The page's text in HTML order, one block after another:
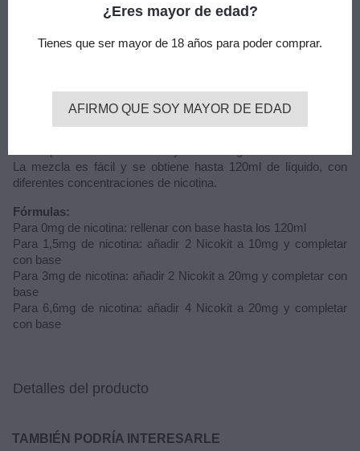
Capacidad del bote: 120ml
Sabor: tabaco, vainilla, roble americano
Advertencia: este producto es un aroma y debe diluirse con
PG, VG o VPG según sea su preferencia.
La mezcla es fácil y se obtiene hasta 120ml de líquido, con
diferentes concentraciones de nicotina.
Fórmulas:
Para 0mg de nicotina: rellenar con base hasta los 120ml
Para 1,5mg de nicotina: añadir 2 Nicokit a 10mg y completar
con base
Para 3mg de nicotina: añadir 2 Nicokit a 20mg y completar con
base
Para 6,6mg de nicotina: añadir 4 Nicokit a 20mg y completar
con base
Detalles del producto
TAMBIÉN PODRÍA INTERESARLE
¿Eres mayor de edad?
Tienes que ser mayor de 18 años para poder comprar.
AFIRMO QUE SOY MAYOR DE EDAD